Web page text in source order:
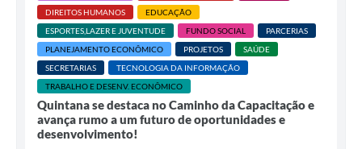
Ouvidoria
Contato
DIREITOS HUMANOS
EDUCAÇÃO
ESPORTES,LAZER E JUVENTUDE
FUNDO SOCIAL
PARCERIAS
PLANEJAMENTO ECONÔMICO
PROJETOS
SAÚDE
SECRETARIAS
TECNOLOGIA DA INFORMAÇÃO
TRABALHO E DESENV. ECONÔMICO
Quintana se destaca no Caminho da Capacitação e
avança rumo a um futuro de oportunidades e
desenvolvimento!